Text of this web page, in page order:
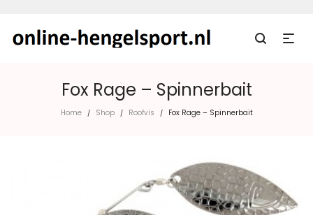
Fox Rage – Spinnerbait
Home / Shop / Roofvis / Fox Rage – Spinnerbait